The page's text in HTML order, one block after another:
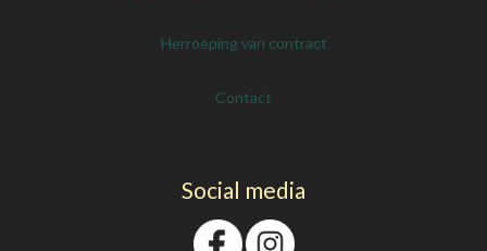
Herroeping van contract
Contact
Social media